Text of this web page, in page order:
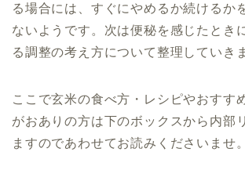
る場合には、すぐにやめるか続けるか
ないようです。次は便秘を感じたとき
る調整の考え方について整理していき
ここで玄米の食べ方・レシピやおすす
がおありの方は下のボックスから内部
ますのであわせてお読みくださいませ。